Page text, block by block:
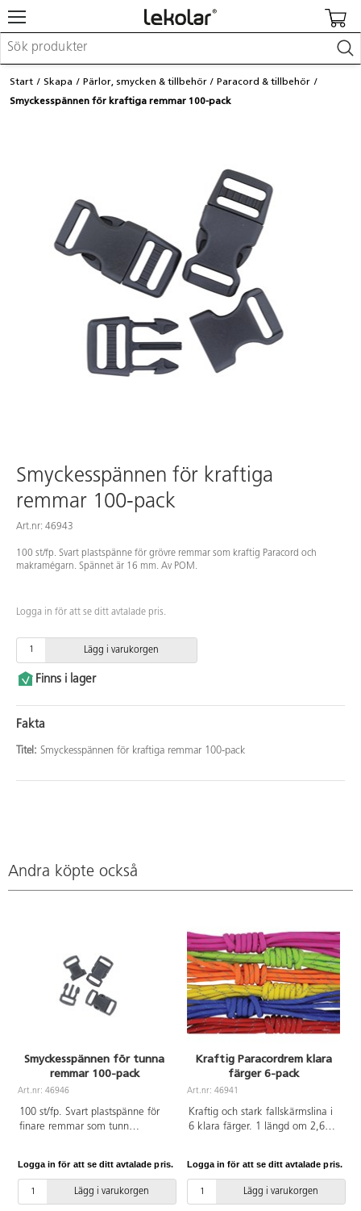
Möbler & inredning
Lekplatsutrustning & utemiljö
Logga in / Registrera dig
Hitta din säljare
Start Skapa Pärlor, smycken & tillbehör
Paracord & tillbehör
Smyckesspännen för kraftiga remmar 100-pack
Smyckesspännen för kraftiga
remmar 100-pack
Art.nr: 46943
100 st/fp. Svart plastspänne för grövre remmar som kraftig Paracord och
makramégarn. Spännet är 16 mm. Av POM.
Logga in för att se ditt avtalade pris.
Lägg i varukorgen
Finns i lager
Fakta
Titel: Smyckesspännen för kraftiga remmar 100-pack
Andra köpte också
Smyckesspännen för tunna
remmar 100-pack
Art.nr: 46946
100 st/fp. Svart plastspänne för
finare remmar som tunn
Av POM.
Logga in för att se ditt avtalade pris.
Lägg i varukorgen
Kraftig Paracordrem klara
färger 6-pack
Art.nr: 46941
Kraftig och stark fallskärmslina i
6 klara färger. 1 längd om 2,6
46943 passar till.
Logga in för att se ditt avtalade pris.
Lägg i varukorgen